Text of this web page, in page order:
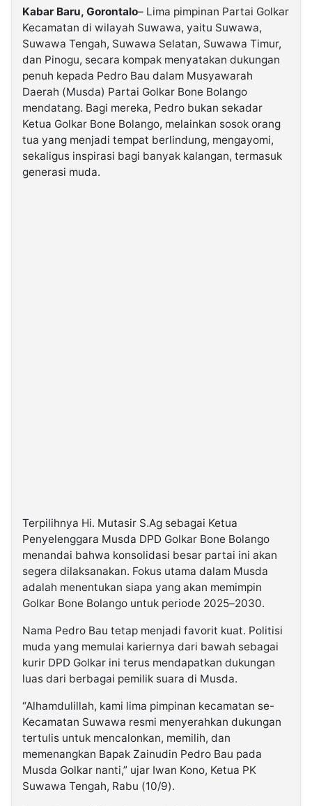
Kabarbaru.co
2026
Kabarbaru
Holding
Kabar Baru, Gorontalo– Lima pimpinan Partai Golkar
Kecamatan di wilayah Suwawa, yaitu Suwawa,
Suwawa Tengah, Suwawa Selatan, Suwawa Timur,
dan Pinogu, secara kompak menyatakan dukungan
penuh kepada Pedro Bau dalam Musyawarah
Daerah (Musda) Partai Golkar Bone Bolango
mendatang. Bagi mereka, Pedro bukan sekadar
Ketua Golkar Bone Bolango, melainkan sosok orang
tua yang menjadi tempat berlindung, mengayomi,
sekaligus inspirasi bagi banyak kalangan, termasuk
generasi muda.
Terpilihnya Hi. Mutasir S.Ag sebagai Ketua
Penyelenggara Musda DPD Golkar Bone Bolango
menandai bahwa konsolidasi besar partai ini akan
segera dilaksanakan. Fokus utama dalam Musda
adalah menentukan siapa yang akan memimpin
Golkar Bone Bolango untuk periode 2025–2030.
Nama Pedro Bau tetap menjadi favorit kuat. Politisi
muda yang memulai kariernya dari bawah sebagai
kurir DPD Golkar ini terus mendapatkan dukungan
luas dari berbagai pemilik suara di Musda.
“Alhamdulillah, kami lima pimpinan kecamatan se-
Kecamatan Suwawa resmi menyerahkan dukungan
tertulis untuk mencalonkan, memilih, dan
memenangkan Bapak Zainudin Pedro Bau pada
Musda Golkar nanti,” ujar Iwan Kono, Ketua PK
Suwawa Tengah, Rabu (10/9).